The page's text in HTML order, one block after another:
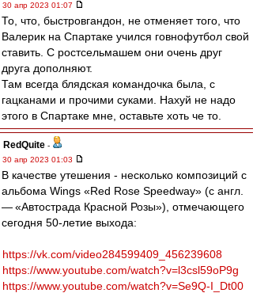
30 апр 2023 01:07
То, что, быстровгандон, не отменяет того, что
Валерик на Спартаке учился говнофутбол свой
ставить. С ростсельмашем они очень друг
друга дополняют.
Там всегда блядская командочка была, с
гацканами и прочими суками. Нахуй не надо
этого в Спартаке мне, оставьте хоть че то.
RedQuite -
30 апр 2023 01:03
В качестве утешения - несколько композиций с
альбома Wings «Red Rose Speedway» (с англ.
— «Автострада Красной Розы»), отмечающего
сегодня 50-летие выхода:
https://vk.com/video284599409_456239608
https://www.youtube.com/watch?v=l3csl59oP9g
https://www.youtube.com/watch?v=Se9Q-I_Dt00